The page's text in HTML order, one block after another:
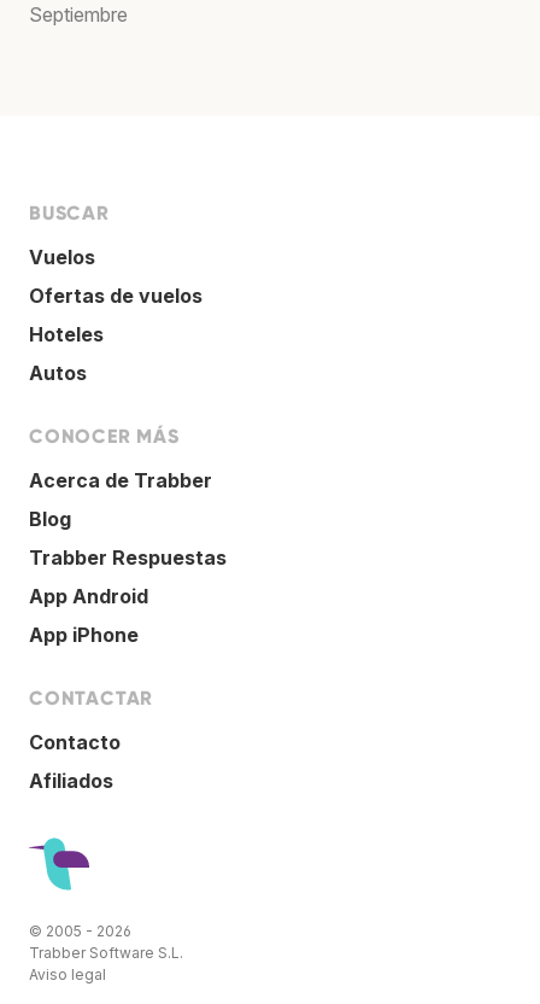
Septiembre
BUSCAR
Vuelos
Ofertas de vuelos
Hoteles
Autos
CONOCER MÁS
Acerca de Trabber
Blog
Trabber Respuestas
App Android
App iPhone
CONTACTAR
Contacto
Afiliados
© 2005 - 2026
Trabber Software S.L.
Aviso legal